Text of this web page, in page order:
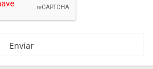
Enviar